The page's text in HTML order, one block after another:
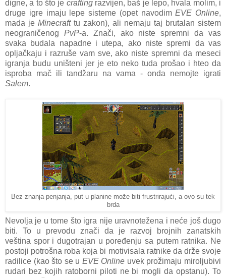
digne, a to što je crafting razvijen, baš je lepo, hvala molim, i
druge igre imaju lepe sisteme (opet navodimEVE Online,
mada je Minecraft tu zakon), ali nemaju taj brutalan sistem
neograničenog PvP-a. Znači, ako niste spremni da vas
svaka budala napadne i utepa, ako niste spremi da vas
opljačkaju i razruše vam sve, ako niste spremni da meseci
igranja budu uništeni jer je eto neko tuda prošao i hteo da
isproba mač ili tandžaru na vama - onda nemojte igrati
Salem.
Bez znanja penjanja, put u planine može biti frustrirajući, a ovo su tek
brda
Nevolja je u tome što igra nije uravnotežena i neće još dugo
biti. To u prevodu znači da je razvoj brojnih zanatskih
veština spor i dugotrajan u poređenju sa putem ratnika. Ne
postoji potrošna roba koja bi motivisala ratnike da drže svoje
radilice (kao što se u EVE Online uvek prožimaju miroljubivi
rudari bez kojih ratoborni piloti ne bi mogli da opstanu). To